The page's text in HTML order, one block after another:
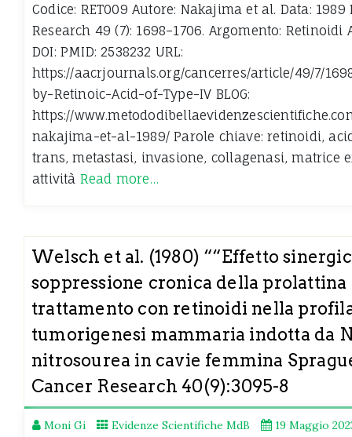
Codice: RET009 Autore: Nakajima et al. Data: 1989
Research 49 (7): 1698–1706. Argomento: Retinoidi
DOI: PMID: 2538232 URL:
https://aacrjournals.org/cancerres/article/49/7/
by-Retinoic-Acid-of-Type-IV BLOG:
https://
nakajima-et-al-1989/ Parole chiave: retinoidi,
trans, metastasi, invasione, collagenasi, matrice
attività Read more…
Welsch et al. (1980) ““Effetto
soppressione cronica della prolattina
trattamento con retinoidi nella
tumorigenesi mammaria indotta da
nitrosourea in cavie femmina
Cancer Research 40(9):3095-8
Moni Gi Evidenze Scientifiche MdB 19 Maggio